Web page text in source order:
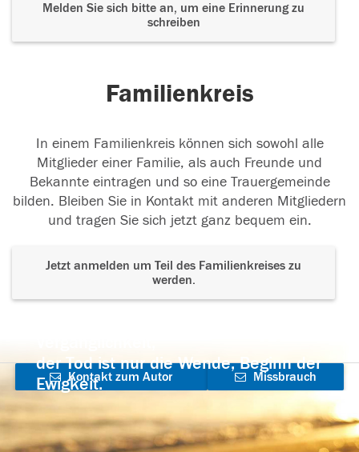
Melden Sie sich bitte an, um eine Erinnerung zu
schreiben
Familienkreis
In einem Familienkreis können sich sowohl alle
Mitglieder einer Familie, als auch Freunde und
Bekannte eintragen und so eine Trauergemeinde
bilden. Bleiben Sie in Kontakt mit anderen Mitgliedern
und tragen Sie sich jetzt ganz bequem ein.
Jetzt anmelden um Teil des Familienkreises zu
werden.
der Tod ist nur die Wende, Beginn der
Ewigkeit.
Kontakt zum Autor
aufnehmen
Missbrauch